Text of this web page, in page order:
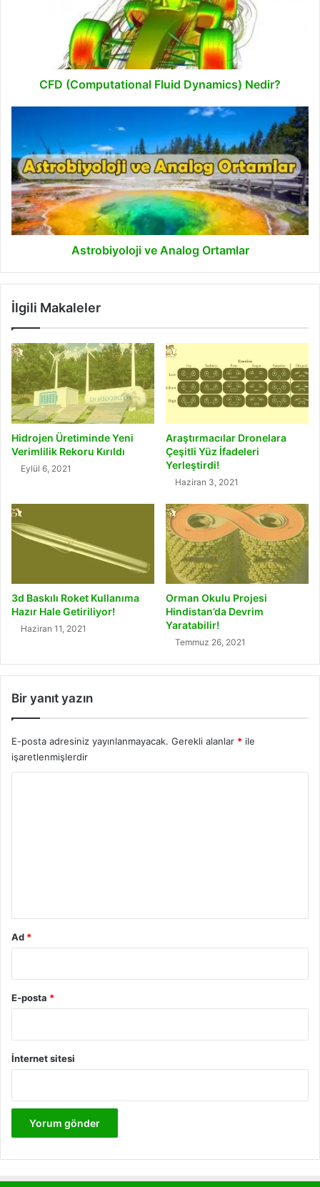
CFD (Computational Fluid Dynamics) Nedir?
Analog
Ortamlar
Astrobiyoloji ve Analog Ortamlar
İlgili Makaleler
Hidrojen Üretiminde Yeni
Verimlilik Rekoru Kırıldı
Eylül 6, 2021
Araştırmacılar Dronelara
Çeşitli Yüz İfadeleri
Yerleştirdi!
Haziran 3, 2021
3d Baskılı Roket Kullanıma
Hazır Hale Getiriliyor!
Haziran 11, 2021
Orman Okulu Projesi
Hindistan’da Devrim
Yaratabilir!
Temmuz 26, 2021
Bir yanıt yazın
E-posta adresiniz yayınlanmayacak. Gerekli alanlar * ile
işaretlenmişlerdir
Ad *
E-posta *
İnternet sitesi